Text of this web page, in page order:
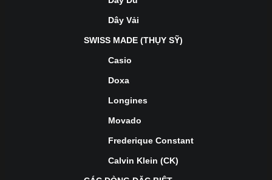
Dây Vải
SWISS MADE (THỤY SỸ)
Casio
Doxa
Longines
Movado
Frederique Constant
Calvin Klein (CK)